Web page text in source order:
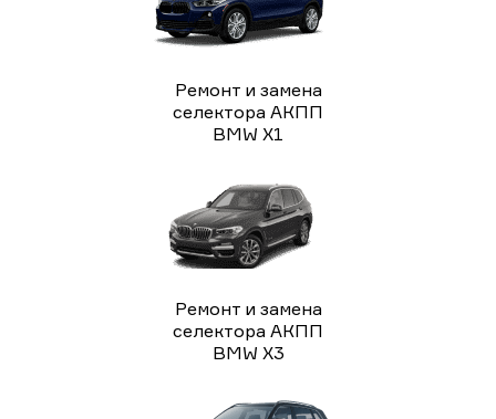
Ремонт и замена
селектора АКПП
BMW X1
Ремонт и замена
селектора АКПП
BMW X3